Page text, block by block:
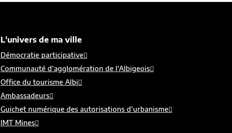
L'univers de ma ville
Démocratie participative
Communauté d’agglomération de l'Albigeois
Office du tourisme Albi
Ambassadeurs
Guichet numérique des autorisations d’urbanisme
IMT Mines